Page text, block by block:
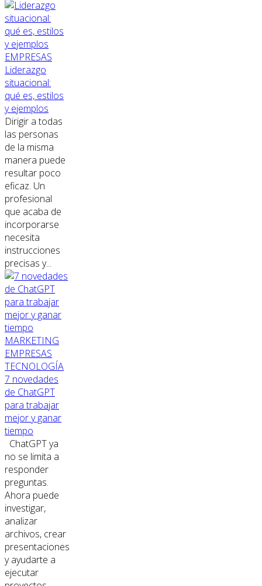
EMPRESAS
Liderazgo
situacional:
qué es, estilos
y ejemplos
Dirigir a todas
las personas
de la misma
manera puede
resultar poco
eficaz. Un
profesional
que acaba de
incorporarse
necesita
instrucciones
precisas y...
MARKETING
EMPRESAS
TECNOLOGÍA
7 novedades
de ChatGPT
para trabajar
mejor y ganar
tiempo
ChatGPT ya
no se limita a
responder
preguntas.
Ahora puede
investigar,
analizar
archivos, crear
presentaciones
y ayudarte a
ejecutar